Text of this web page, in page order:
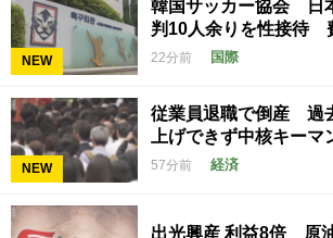
NEW
韓国サッカー協会 日
判10人余りを性接待
22分前 国際
NEW
従業員退職で倒産 過
上げできず中核キー
57分前 経済
出光興産 利益8倍 原